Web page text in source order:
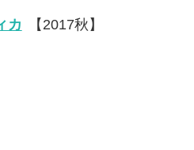
カ 【2017秋】